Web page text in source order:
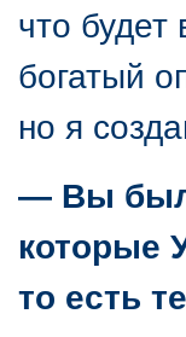
что будет
богатый
но я
— Вы
которые
то есть